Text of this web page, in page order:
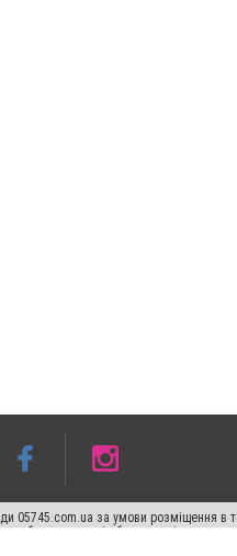
05745.com.ua за умови розміщення
абзацу в тексті або в якості